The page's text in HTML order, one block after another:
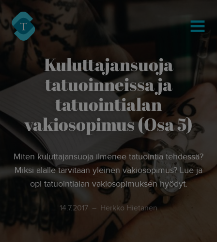
Turre Legal
MENU
Kuluttajansuoja
tatuoinneissa ja
tatuointialan
vakiosopimus (Osa 5)
Miten kuluttajansuoja ilmenee tatuointia tehdessä?
Miksi alalle tarvitaan yleinen vakiosopimus? Lue ja
opi tatuointialan vakiosopimuksen hyödyt.
14.7.2017 Herkko Hietanen
modal-check